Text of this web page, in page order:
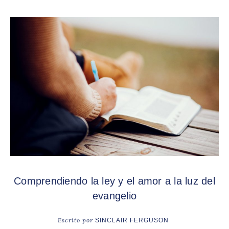
Comprendiendo la ley y el amor a la luz del
evangelio
Escrito por SINCLAIR FERGUSON